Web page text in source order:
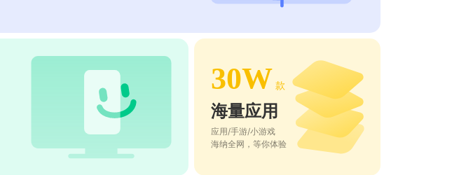
30W 款
海量应用
应用/手游/小游戏
海纳全网，等你体验